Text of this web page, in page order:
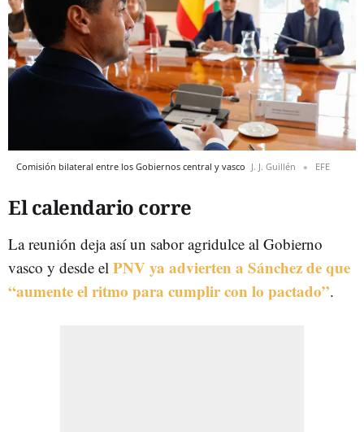
Comisión bilateral entre los Gobiernos central y vasco J. J. Guillén EFE
El calendario corre
La reunión deja así un sabor agridulce al Gobierno
vasco y desde el PNV ya advierten a Sánchez de que
“aumente el ritmo para cumplir con lo pactado”.